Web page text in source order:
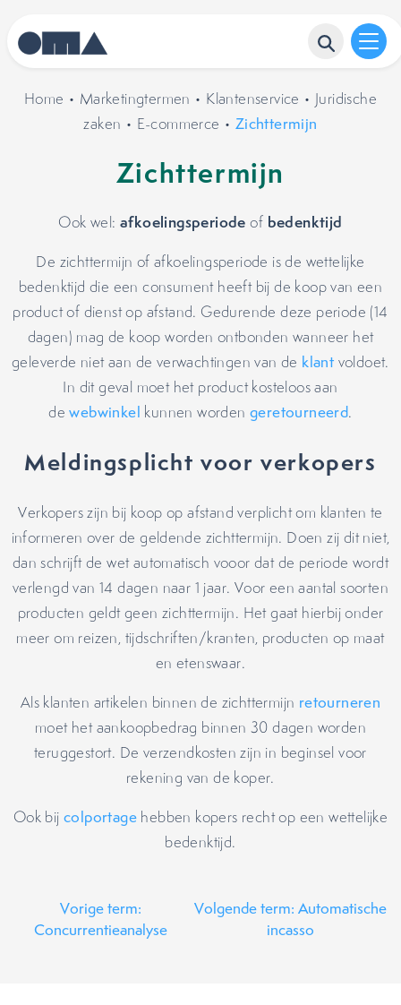
Home • Marketingtermen • Klantenservice • Juridische
zaken • E-commerce • Zichttermijn
Zichttermijn
Ook wel:afkoelingsperiode of bedenktijd
De zichttermijn of afkoelingsperiode is de wettelijke
bedenktijd die een consument heeft bij de koop van een
product of dienst op afstand. Gedurende deze periode (14
dagen) mag de koop worden ontbonden wanneer het
geleverde niet aan de verwachtingen van de klant voldoet.
In dit geval moet het product kosteloos aan
dewebwinkel kunnen wordengeretourneerd.
Meldingsplicht voor verkopers
Verkopers zijn bij koop op afstand verplicht om klanten te
informeren over de geldende zichttermijn. Doen zij dit niet,
dan schrijft de wet automatisch vooor dat de periode wordt
verlengd van 14 dagen naar 1 jaar. Voor een aantal soorten
producten geldt geen zichttermijn. Het gaat hierbij onder
meer om reizen, tijdschriften/kranten, producten op maat
en etenswaar.
Als klanten artikelen binnen de zichttermijn retourneren
moet het aankoopbedrag binnen 30 dagen worden
teruggestort. De verzendkosten zijn in beginsel voor
rekening van de koper.
Ook bij colportage hebben kopers recht op een wettelijke
bedenktijd.
Vorige term:
Concurrentieanalyse
Volgende term: Automatische
incasso